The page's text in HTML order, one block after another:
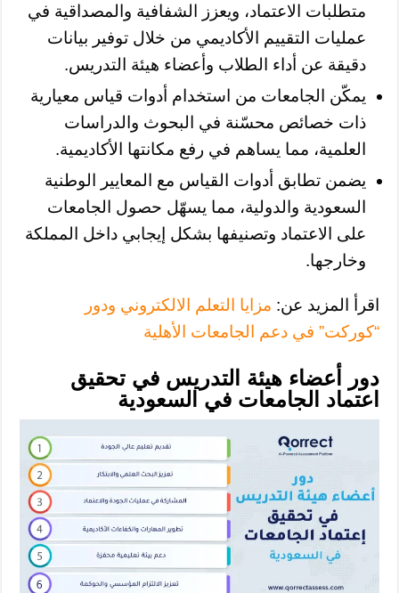
متطلبات الاعتماد، ويعزز الشفافية والمصداقية في
عمليات التقييم الأكاديمي من خلال توفير بيانات
دقيقة عن أداء الطلاب وأعضاء هيئة التدريس.
يمكّن الجامعات من استخدام أدوات قياس معيارية
ذات خصائص محسّنة في البحوث والدراسات
العلمية، مما يساهم في رفع مكانتها الأكاديمية.
يضمن تطابق أدوات القياس مع المعايير الوطنية
السعودية والدولية، مما يسهّل حصول الجامعات
على الاعتماد وتصنيفها بشكل إيجابي داخل المملكة
وخارجها.
اقرأ المزيد عن: مزايا التعلم الالكتروني ودور
“كوركت” في دعم الجامعات الأهلية
دور أعضاء هيئة التدريس في تحقيق
اعتماد الجامعات في السعودية